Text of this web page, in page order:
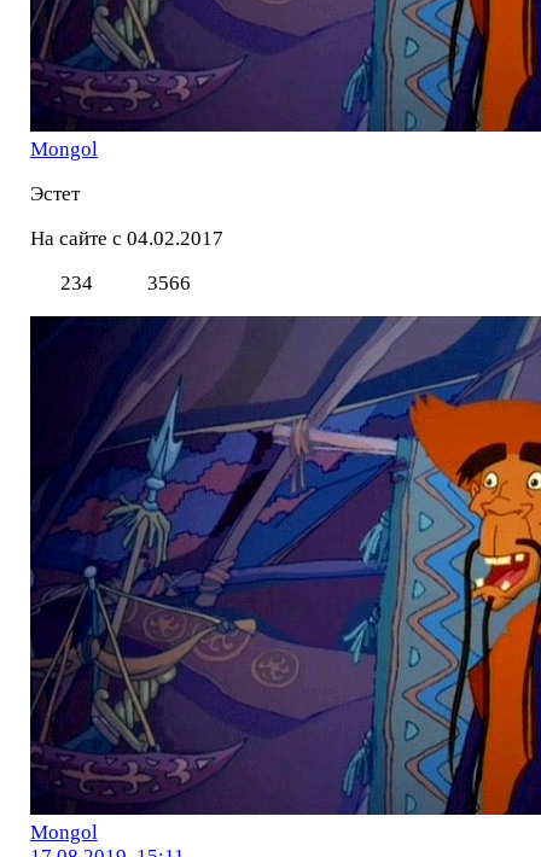
Mоngol
Эстет
На сайте с 04.02.2017
234
3566
Mоngol